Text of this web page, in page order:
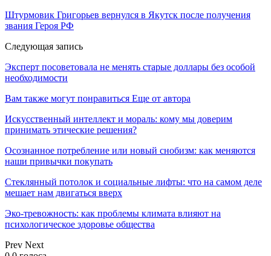
Штурмовик Григорьев вернулся в Якутск после получения
звания Героя РФ
Следующая запись
Эксперт посоветовала не менять старые доллары без особой
необходимости
Вам также могут понравиться Еще от автора
Искусственный интеллект и мораль: кому мы доверим
принимать этические решения?
Осознанное потребление или новый снобизм: как меняются
наши привычки покупать
Стеклянный потолок и социальные лифты: что на самом деле
мешает нам двигаться вверх
Эко-тревожность: как проблемы климата влияют на
психологическое здоровье общества
Prev Next